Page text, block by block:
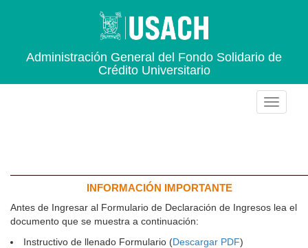
Administración General del Fondo Solidario de
Crédito Universitario
INFORMACIÓN IMPORTANTE
Antes de Ingresar al Formulario de Declaración de Ingresos lea el
documento que se muestra a continuación:
Instructivo de llenado Formulario (Descargar PDF)